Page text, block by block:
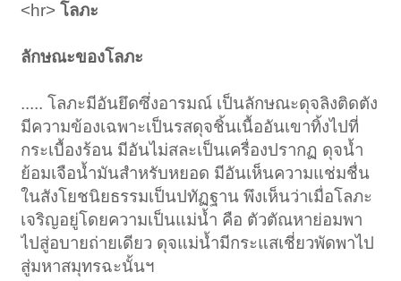
<hr>โลภะ
ลักษณะของโลภะ
..... โลภะมีอันยึดซึ่งอารมณ์ เป็นลักษณะดุจลิงติดตัง
มีความข้องเฉพาะเป็นรสดุจชิ้นเนื้ออันเขาทิ้งไปที่
กระเบื้องร้อน มีอันไม่สละเป็นเครื่องปรากฏ ดุจน้ำ
ย้อมเจือน้ำมันสำหรับหยอด มีอันเห็นความแช่มชื่น
ในสังโยชนิยธรรมเป็นปทัฏฐาน พึงเห็นว่าเมื่อโลภะ
เจริญอยู่โดยความเป็นแม่น้ำ คือ ตัวตัณหาย่อมพา
ไปสู่อบายถ่ายเดียว ดุจแม่น้ำมีกระแสเชี่ยวพัดพาไป
สู่มหาสมุทรฉะนั้นฯ